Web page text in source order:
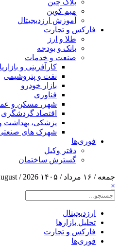
میم کوین‌
آموزش ارزدیجیتال
فارکس و تجارت
طلا و ارز
بانک و بودجه
صنعت و خدمات
کارآفرینی و
نفت و پتروشیمی
بازار خودرو
فناوری
شهر، مسکن و
اقتصاد گردشگری
پزشکی، بهداشت و
شهرک های صنعتی
فوری‌ها
دفتر وکیل
گسترش ساختمان
جمعه / ۱۶ مرداد / ۱۴۰۵
/ 2026
×
ارزدیجیتال
تحلیل بازارها
فارکس و تجارت
فوری‌ها